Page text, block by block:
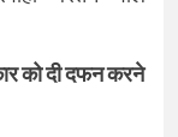
को दी दफन करने